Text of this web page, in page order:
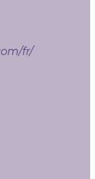
fr/